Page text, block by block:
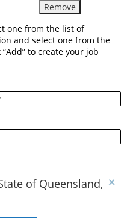
Remove
one from the list of
and select one from the
to create your job
of Queensland,